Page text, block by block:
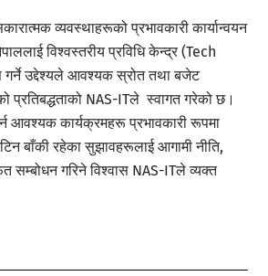
व्यवस्थाहरूको प्रभावकारी कार्यान्वयन
विश्वस्तरीय प्रविधि केन्द्र (Tech
उद्देश्यले आवश्यक स्रोत तथा बजेट
प्रतिबद्धताको NAS-ITले स्वागत गरेको छ।
आवश्यक कार्यक्रमहरू प्रभावकारी रूपमा
बाँकी रहेका सुझावहरूलाई आगामी नीति,
सम्बोधन गरिने विश्वास NAS-ITले व्यक्त